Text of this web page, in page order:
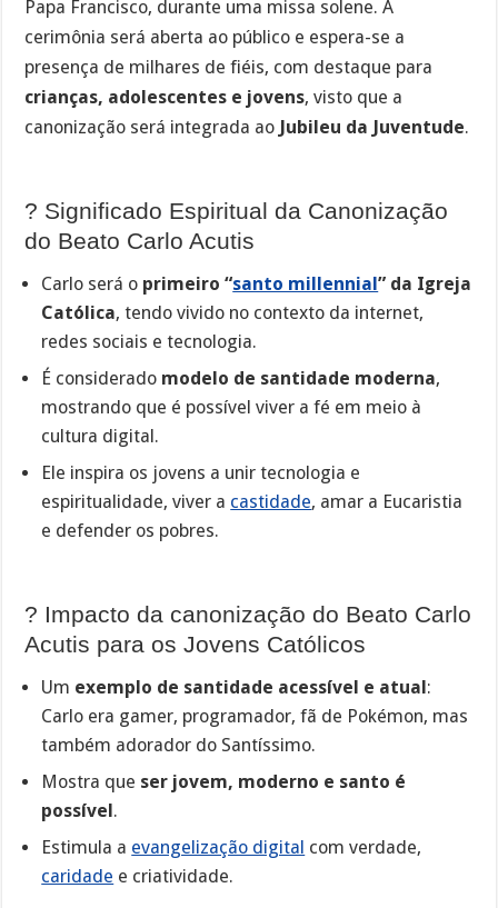
Papa Francisco, durante uma missa solene. A
cerimônia será aberta ao público e espera-se a
presença de milhares de fiéis, com destaque para
crianças, adolescentes e jovens, visto que a
canonização será integrada ao Jubileu da Juventude.
?️ Significado Espiritual da Canonização
do Beato Carlo Acutis
Carlo será o primeiro “santo millennial” da Igreja
Católica, tendo vivido no contexto da internet,
redes sociais e tecnologia.
É considerado modelo de santidade moderna,
mostrando que é possível viver a fé em meio à
cultura digital.
Ele inspira os jovens a unir tecnologia e
espiritualidade, viver a castidade, amar a Eucaristia
e defender os pobres.
? Impacto da canonização do Beato Carlo
Acutis para os Jovens Católicos
Um exemplo de santidade acessível e atual:
Carlo era gamer, programador, fã de Pokémon, mas
também adorador do Santíssimo.
Mostra que ser jovem, moderno e santo é
possível.
Estimula a evangelização digital com verdade,
caridade e criatividade.